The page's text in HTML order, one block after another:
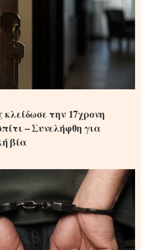
την 17χρονη
– Συνελήφθη για
βία